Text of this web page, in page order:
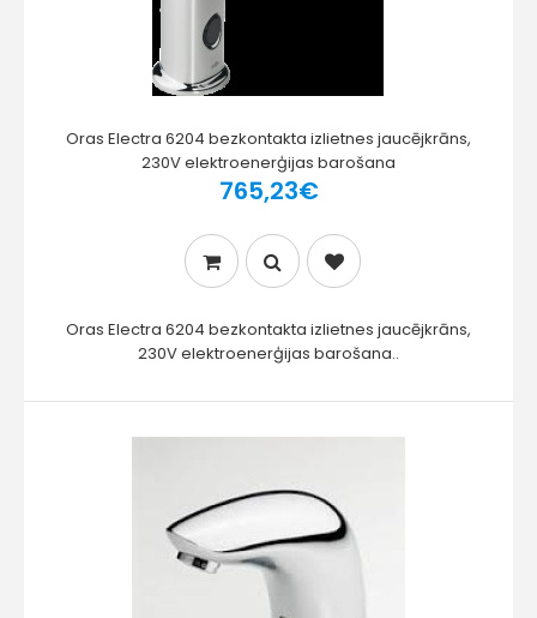
Oras Electra 6204 bezkontakta izlietnes jaucējkrāns,
230V elektroenerģijas barošana
765,23€
Oras Electra 6204 bezkontakta izlietnes jaucējkrāns,
230V elektroenerģijas barošana..